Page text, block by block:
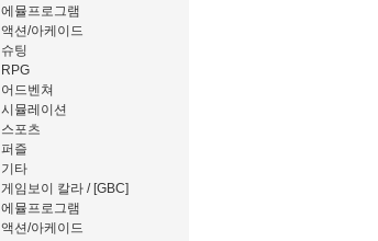
에뮬프로그램
액션/아케이드
슈팅
RPG
어드벤쳐
시뮬레이션
스포츠
퍼즐
기타
게임보이 칼라 / [GBC]
에뮬프로그램
액션/아케이드